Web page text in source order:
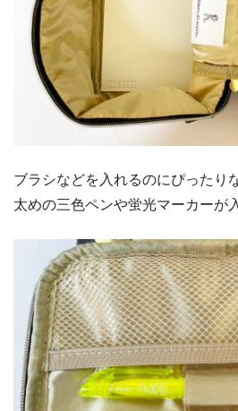
ブラシなどを入れるのにぴったり
太めの三色ペンや蛍光マーカーが